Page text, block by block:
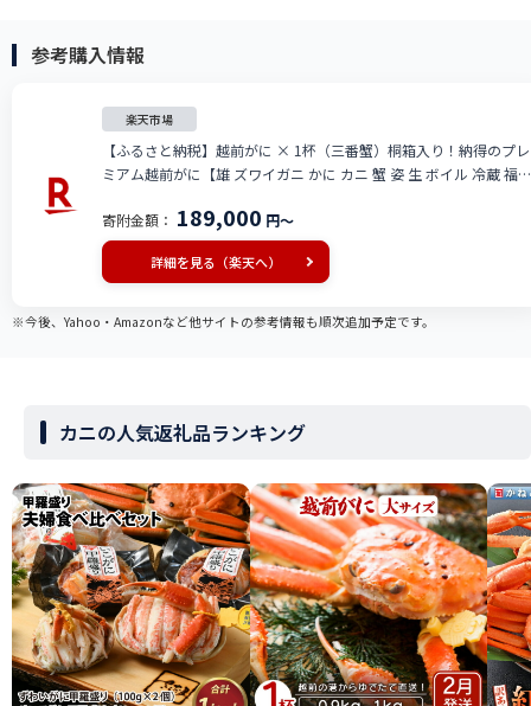
参考購入情報
楽天市場
【ふるさと納税】越前がに × 1杯（三番蟹）桐箱入り！納得のプレ
ミアム越前がに【雄 ズワイガニ かに カニ 蟹 姿 生 ボイル 冷蔵 福
い [e37-x008_03]
寄附金額： 189,000 円～
詳細を見る（楽天へ）
※今後、Yahoo・Amazonなど他サイトの参考情報も順次追加予定です。
カニの人気返礼品ランキング